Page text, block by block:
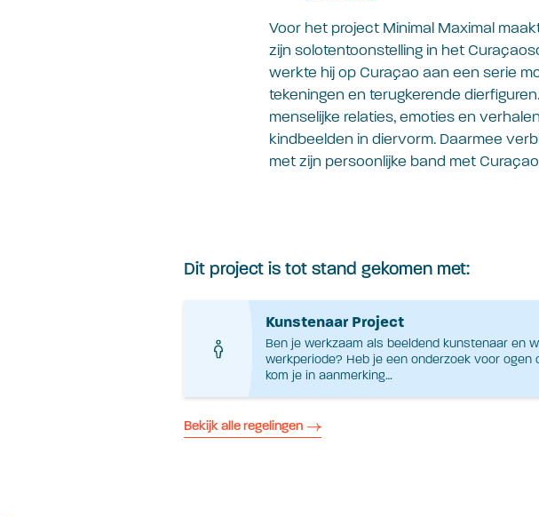
Voor het project Minimal Maximal
zijn solotentoonstelling in het
werkte hij op Curaçao aan een serie
tekeningen en terugkerende
menselijke relaties, emoties en
kindbeelden in diervorm. Daarmee
met zijn persoonlijke band met
Dit project is tot stand gekomen met:
Kunstenaar Project
Ben je werkzaam als beeldend kunstenaar en
werkperiode? Heb je een onderzoek voor
kom je in aanmerking…
Bekijk alle regelingen